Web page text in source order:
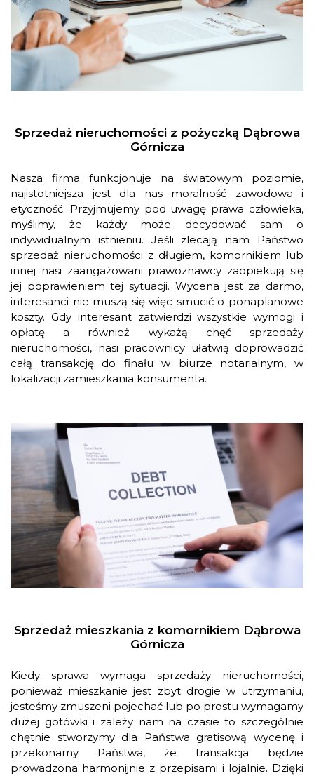
Sprzedaż nieruchomości z pożyczką Dąbrowa
Górnicza
Nasza firma funkcjonuje na światowym poziomie,
najistotniejsza jest dla nas moralność zawodowa i
etyczność. Przyjmujemy pod uwagę prawa człowieka,
myślimy, że każdy może decydować sam o
indywidualnym istnieniu. Jeśli zlecają nam Państwo
sprzedaż nieruchomości z długiem, komornikiem lub
innej nasi zaangażowani prawoznawcy zaopiekują się
jej poprawieniem tej sytuacji. Wycena jest za darmo,
interesanci nie muszą się więc smucić o ponaplanowe
koszty. Gdy interesant zatwierdzi wszystkie wymogi i
opłatę a również wykażą chęć sprzedaży
nieruchomości, nasi pracownicy ułatwią doprowadzić
całą transakcję do finału w biurze notarialnym, w
lokalizacji zamieszkania konsumenta.
Sprzedaż mieszkania z komornikiem Dąbrowa
Górnicza
Kiedy sprawa wymaga sprzedaży nieruchomości,
ponieważ mieszkanie jest zbyt drogie w utrzymaniu,
jesteśmy zmuszeni pojechać lub po prostu wymagamy
dużej gotówki i zależy nam na czasie to szczególnie
chętnie stworzymy dla Państwa gratisową wycenę i
przekonamy Państwa, że transakcja będzie
prowadzona harmonijnie z przepisami i lojalnie. Dzięki